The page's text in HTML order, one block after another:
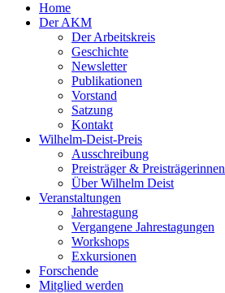
Home
Der AKM
Der Arbeitskreis
Geschichte
Newsletter
Publikationen
Vorstand
Satzung
Kontakt
Wilhelm-Deist-Preis
Ausschreibung
Preisträger & Preisträgerinnen
Über Wilhelm Deist
Veranstaltungen
Jahrestagung
Vergangene Jahrestagungen
Workshops
Exkursionen
Forschende
Mitglied werden